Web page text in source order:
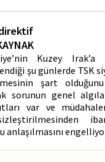
Kuzey Irak’a
şu günlerde TSK
şart
sorunun genel
var ve
anlaşılmasını